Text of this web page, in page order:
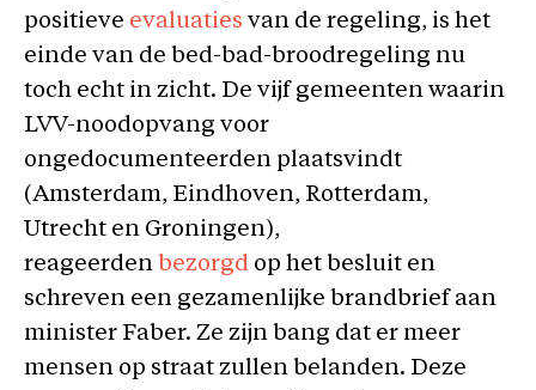
positieve evaluaties van de regeling, is het
einde van de bed-bad-broodregeling nu
toch echt in zicht. De vijf gemeenten waarin
LVV-noodopvang voor
ongedocumenteerden plaatsvindt
(Amsterdam, Eindhoven, Rotterdam,
Utrecht en Groningen),
reageerden bezorgd op het besluit en
schreven een gezamenlijke brandbrief aan
minister Faber. Ze zijn bang dat er meer
mensen op straat zullen belanden. Deze